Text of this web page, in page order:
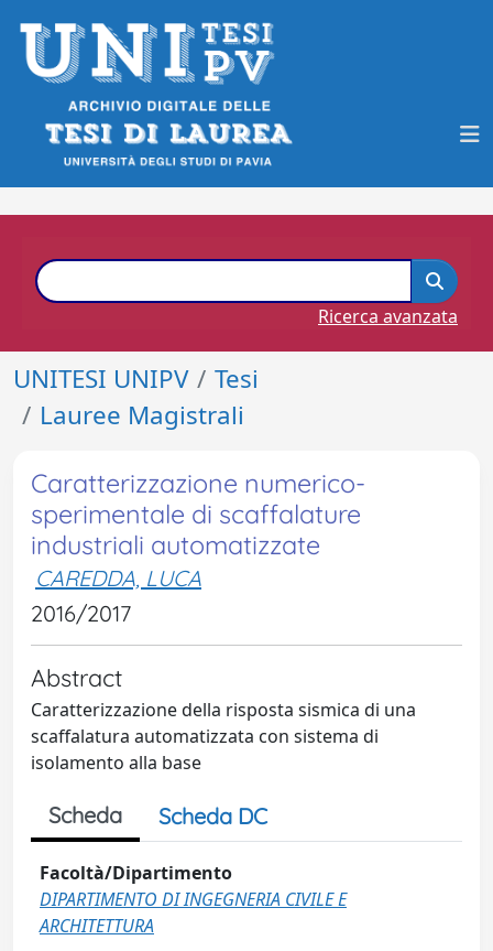
Ricerca avanzata
UNITESI UNIPV
Tesi
Lauree Magistrali
Caratterizzazione numerico-
sperimentale di scaffalature
industriali automatizzate
CAREDDA, LUCA
2016/2017
Abstract
Caratterizzazione della risposta sismica di una
scaffalatura automatizzata con sistema di
isolamento alla base
Scheda Scheda DC
Facoltà/Dipartimento
DIPARTIMENTO DI INGEGNERIA CIVILE E
ARCHITETTURA